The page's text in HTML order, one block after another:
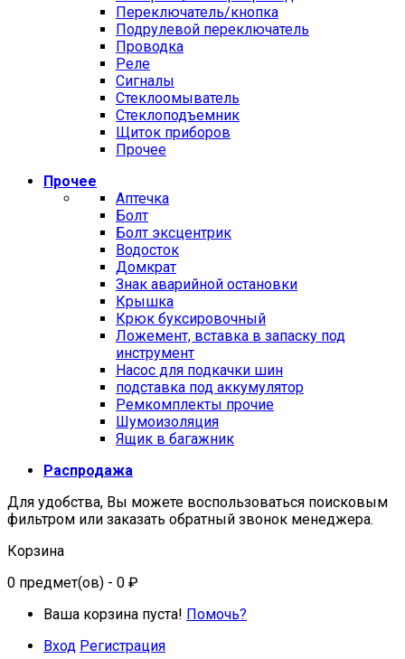
Переключатель/кнопка
Подрулевой переключатель
Проводка
Реле
Сигналы
Стеклоомыватель
Стеклоподъемник
Щиток приборов
Прочее
Прочее
Аптечка
Болт
Болт эксцентрик
Водосток
Домкрат
Знак аварийной остановки
Крышка
Крюк буксировочный
Ложемент, вставка в запаску под
инструмент
Насос для подкачки шин
подставка под аккумулятор
Ремкомплекты прочие
Шумоизоляция
Ящик в багажник
Распродажа
Для удобства, Вы можете воспользоваться поисковым
фильтром или заказать обратный звонок менеджера.
Корзина
0 предмет(ов) - 0 ₽
Ваша корзина пуста! Помочь?
Вход Регистрация